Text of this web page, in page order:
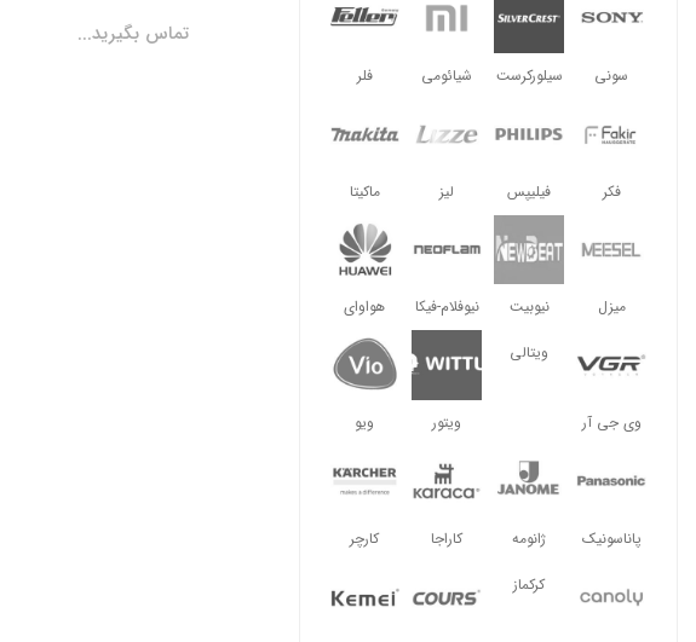
تماس بگیرید...
سونی سیلورکرست شیائومی فلر
فکر فیلیپس لیز ماکیتا
میزل نیوبیت نیوفلام-فیکا هواوای
وی جی آر
ویتالی
ویتور ویو
پاناسونیک ژانومه کاراجا کارچر
کرکماز